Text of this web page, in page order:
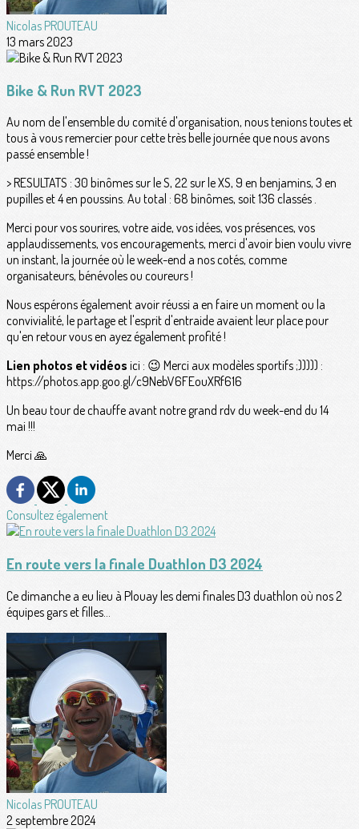
Nicolas PROUTEAU
13 mars 2023
Bike & Run RVT 2023
Au nom de l'ensemble du comité d'organisation, nous tenions toutes et
tous à vous remercier pour cette très belle journée que nous avons
passé ensemble !
> RESULTATS : 30 binômes sur le S, 22 sur le XS, 9 en benjamins, 3 en
pupilles et 4 en poussins. Au total : 68 binômes, soit 136 classés .
Merci pour vos sourires, votre aide, vos idées, vos présences, vos
applaudissements, vos encouragements, merci d'avoir bien voulu vivre
un instant, la journée où le week-end a nos cotés, comme
organisateurs, bénévoles ou coureurs !
Nous espérons également avoir réussi a en faire un moment ou la
convivialité, le partage et l'esprit d'entraide avaient leur place pour
qu'en retour vous en ayez également profité !
Lien photos et vidéos ici : 😉 Merci aux modèles sportifs ;))))) :
https://photos.app.goo.gl/c9NebV6FEouXRf616
Un beau tour de chauffe avant notre grand rdv du week-end du 14
mai !!!
Merci 🙏
Consultez également
En route vers la finale Duathlon D3 2024
Ce dimanche a eu lieu à Plouay les demi finales D3 duathlon où nos 2
équipes gars et filles...
Nicolas PROUTEAU
2 septembre 2024